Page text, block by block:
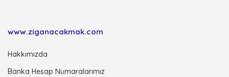
www.ziganacakmak.com
Hakkımızda
Banka Hesap Numaralarımız